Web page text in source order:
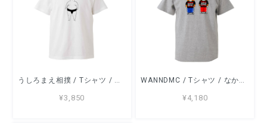
うしろまえ相撲 / Tシャツ / すずきたまみ / -WHITE/GRAY/NATURAL/SAND/LIGHTBLUE-
¥3,850
WANNDMC / Tシャツ / なかしまともみ / -GRAY/LIGHTBLUE/SAND-
¥4,180